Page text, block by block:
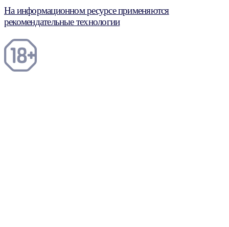
На информационном ресурсе применяются
рекомендательные технологии